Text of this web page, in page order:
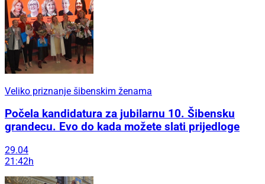
Veliko priznanje šibenskim ženama
Počela kandidatura za jubilarnu 10. Šibensku
grandecu. Evo do kada možete slati prijedloge
29.04
21:42h